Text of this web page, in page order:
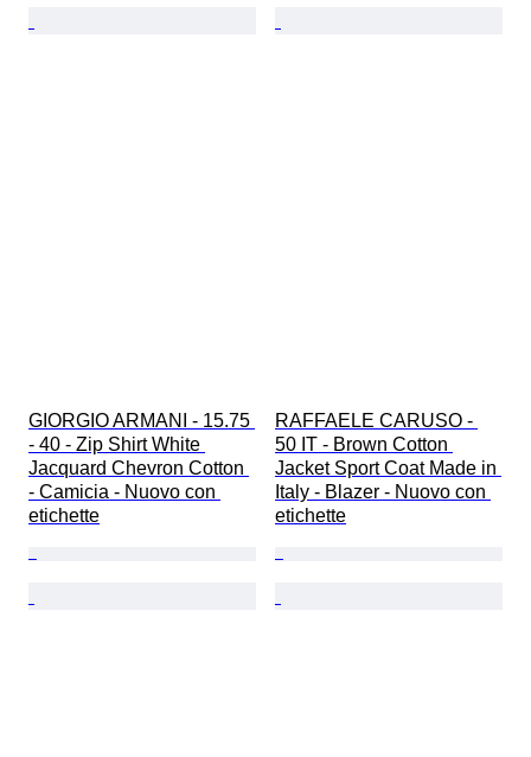
GIORGIO ARMANI - 15.75
- 40 - Zip Shirt White
Jacquard Chevron Cotton
- Camicia - Nuovo con
etichette
RAFFAELE CARUSO -
50 IT - Brown Cotton
Jacket Sport Coat Made in
Italy - Blazer - Nuovo con
etichette